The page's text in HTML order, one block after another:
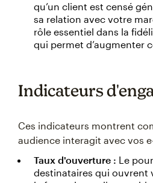
qu’un client est censé
sa relation avec votre
rôle essentiel dans la
qui permet d’augmenter
Indicateurs
Ces indicateurs montrent
audience interagit avec vos
Taux d'ouverture : Le
destinataires qui ouvrent